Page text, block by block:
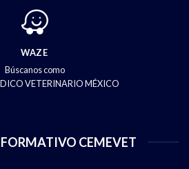
WAZE
Búscanos como
VETERINARIO MÉXICO
CEMEVET